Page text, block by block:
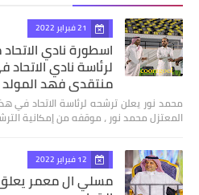
21 فبراير 2022
اسطورة نادي
لرئاسة نادي
منتقدي فهد المولد
محمد نور يعلن ترشحه لرئاسة الاتحاد في
المعتزل محمد نور ، موقفه من إمكانية
12 فبراير 2022
مسلي ال معمر